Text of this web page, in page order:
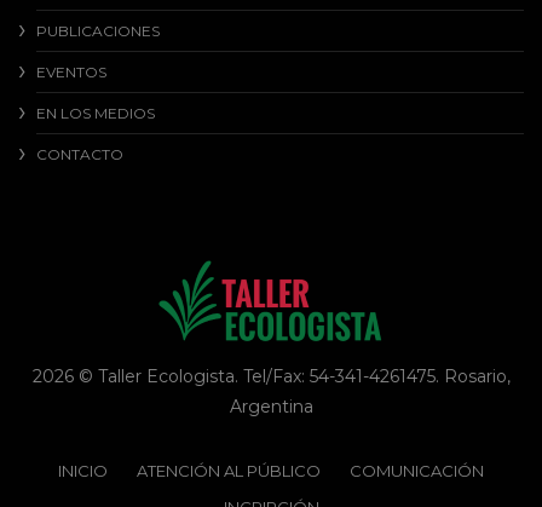
PUBLICACIONES
EVENTOS
EN LOS MEDIOS
CONTACTO
2026 © Taller Ecologista. Tel/Fax: 54-341-4261475. Rosario,
Argentina
INICIO ATENCIÓN AL PÚBLICO
COMUNICACIÓN